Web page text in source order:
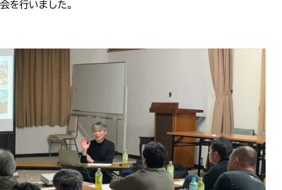
を行いました。